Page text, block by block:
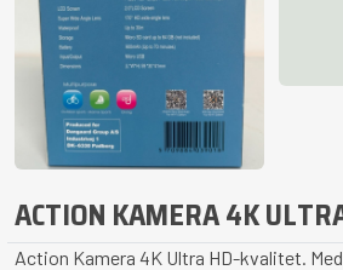
ACTION KAMERA 4K
Action Kamera 4K Ultra HD-kvalitet.